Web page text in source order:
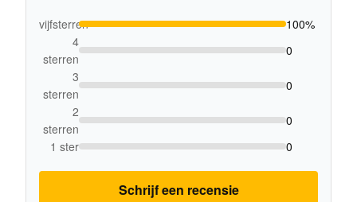
vijfsterren
100%
4
sterren
0
3
sterren
0
2
sterren
0
1 ster
0
Schrijf een recensie